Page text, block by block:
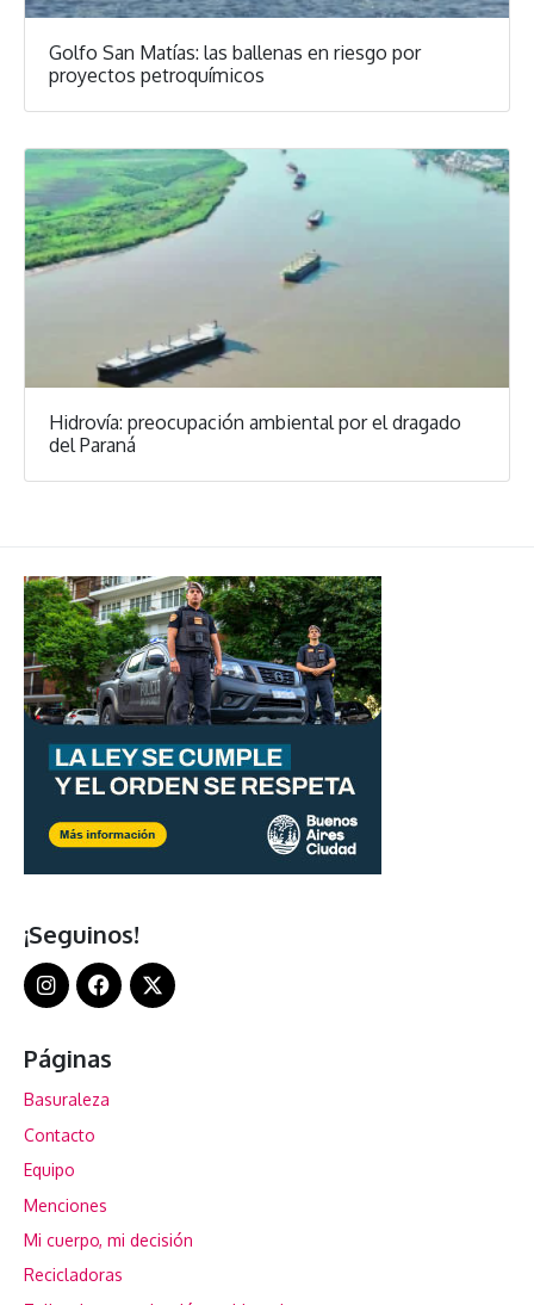
Golfo San Matías: las ballenas en riesgo por
proyectos petroquímicos
Hidrovía: preocupación ambiental por el dragado
del Paraná
¡Seguinos!
Páginas
Basuraleza
Contacto
Equipo
Menciones
Mi cuerpo, mi decisión
Recicladoras